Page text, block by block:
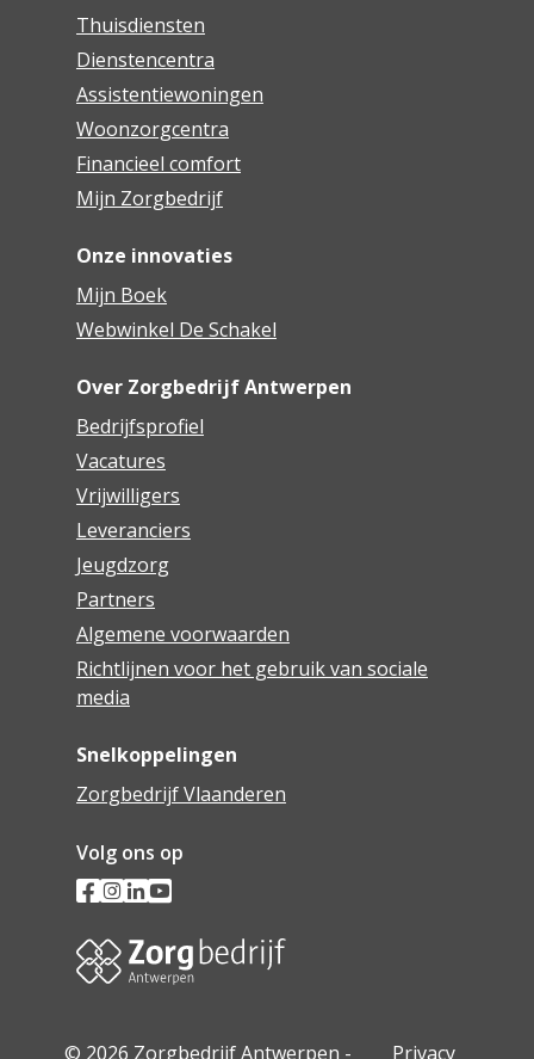
Thuisdiensten
Dienstencentra
Assistentiewoningen
Woonzorgcentra
Financieel comfort
Mijn Zorgbedrijf
Onze innovaties
Mijn Boek
Webwinkel De Schakel
Over Zorgbedrijf Antwerpen
Bedrijfsprofiel
Vacatures
Vrijwilligers
Leveranciers
Jeugdzorg
Partners
Algemene voorwaarden
Richtlijnen voor het gebruik van sociale
media
Snelkoppelingen
Zorgbedrijf Vlaanderen
Volg ons op
© 2026 Zorgbedrijf Antwerpen - Privacy